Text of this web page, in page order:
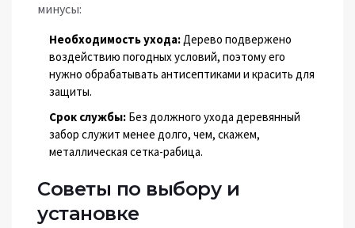
минусы:
Необходимость ухода:Дерево подвержено
воздействию погодных условий, поэтому его
нужно обрабатывать антисептиками и красить для
защиты.
Срок службы: Без должного ухода деревянный
забор служит менее долго, чем, скажем,
металлическая сетка-рабица.
Советы по выбору и
установке